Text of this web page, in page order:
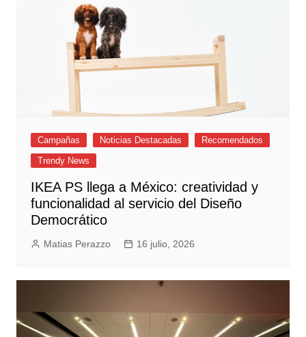
Campañas Noticias Destacadas
Recomendados
Trendy News
IKEA PS llega a México: creatividad y
funcionalidad al servicio del Diseño
Democrático
Matias Perazzo 16 julio, 2026